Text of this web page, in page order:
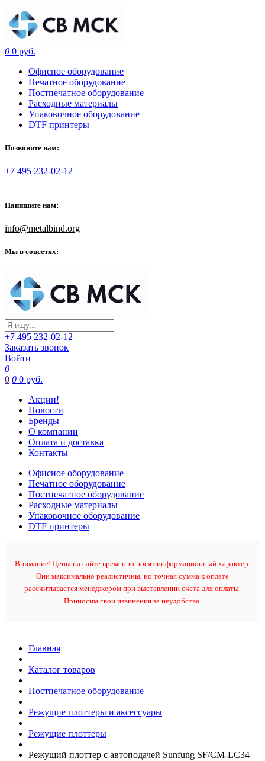
0 0 руб.
Офисное оборудование
Печатное оборудование
Постпечатное оборудование
Расходные материалы
Упаковочное оборудование
DTF принтеры
Позвоните нам:
+7 495 232-02-12
Напишите нам:
info@metalbind.org
Мы в соцсетях:
+7 495 232-02-12
Заказать звонок
Войти
0
0 0 0 руб.
Акции!
Новости
Бренды
О компании
Оплата и доставка
Контакты
Офисное оборудование
Печатное оборудование
Постпечатное оборудование
Расходные материалы
Упаковочное оборудование
DTF принтеры
Внимание! Цены на сайте временно носят информационный характер.
Они максимально реалистичны, но точная сумма к оплате
рассчитывается менеджером при выставлении счета для оплаты.
Приносим свои извинения за неудобства.
Главная
Каталог товаров
Постпечатное оборудование
Режущие плоттеры и аксессуары
Режущие плоттеры
Режущий плоттер с автоподачей Sunfung SF/CM-LC34